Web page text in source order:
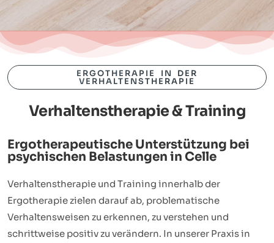
ERGOTHERAPIE IN DER
VERHALTENSTHERAPIE
Verhaltenstherapie & Training
Ergotherapeutische Unterstützung bei
psychischen Belastungen in Celle
Verhaltenstherapie und Training innerhalb der
Ergotherapie zielen darauf ab, problematische
Verhaltensweisen zu erkennen, zu verstehen und
schrittweise positiv zu verändern. In unserer Praxis in